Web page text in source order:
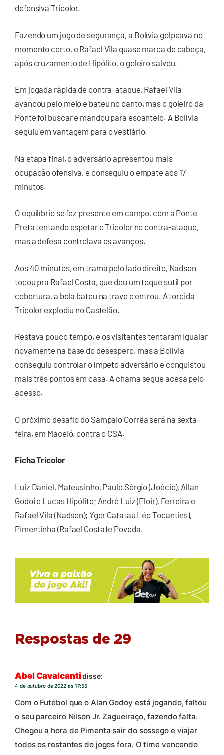
defensiva Tricolor.
Fazendo um jogo de segurança, a Bolívia golpeava no
momento certo, e Rafael Vila quase marca de cabeça,
após cruzamento de Hipólito, o goleiro salvou.
Em jogada rápida de contra-ataque, Rafael Vila
avançou pelo meio e bateu no canto, mas o goleiro da
Ponte foi buscar e mandou para escanteio. A Bolívia
seguiu em vantagem para o vestiário.
Na etapa final, o adversário apresentou mais
ocupação ofensiva, e conseguiu o empate aos 17
minutos.
O equilíbrio se fez presente em campo, com a Ponte
Preta tentando espetar o Tricolor no contra-ataque,
mas a defesa controlava os avanços.
Aos 40 minutos, em trama pelo lado direito, Nadson
tocou pra Rafael Costa, que deu um toque sutil por
cobertura, a bola bateu na trave e entrou. A torcida
Tricolor explodiu no Castelão.
Restava pouco tempo, e os visitantes tentaram igualar
novamente na base do desespero, mas a Bolívia
conseguiu controlar o ímpeto adversário e conquistou
mais três pontos em casa. A chama segue acesa pelo
acesso.
O próximo desafio do Sampaio Corrêa será na sexta-
feira, em Maceió, contra o CSA.
Ficha Tricolor
Luiz Daniel, Mateusinho, Paulo Sérgio (Joécio), Allan
Godoi e Lucas Hipólito; André Luiz (Eloir), Ferreira e
Rafael Vila (Nadson); Ygor Catatau Léo Tocantins),
Pimentinha (Rafael Costa) e Poveda.
Respostas de 29
Abel Cavalcantidisse:
4 de outubro de 2022 às 17:55
Com o Futebol que o Alan Godoy está jogando, faltou
o seu parceiro Nilson Jr. Zagueiraço, fazendo falta.
Chegou a hora de Pimenta sair do sossego e viajar
todos os restantes do jogos fora. O time vencendo